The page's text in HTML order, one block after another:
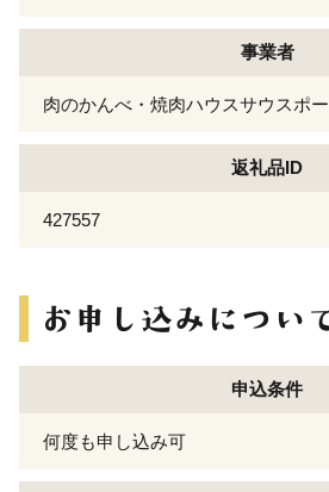
事業者
肉のかんべ・焼肉ハウスサウスポー
返礼品ID
427557
申込条件
何度も申し込み可